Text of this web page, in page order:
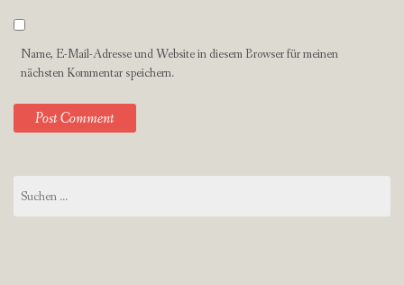
Name, E-Mail-Adresse und Website in diesem Browser für meinen
nächsten Kommentar speichern.
nach: